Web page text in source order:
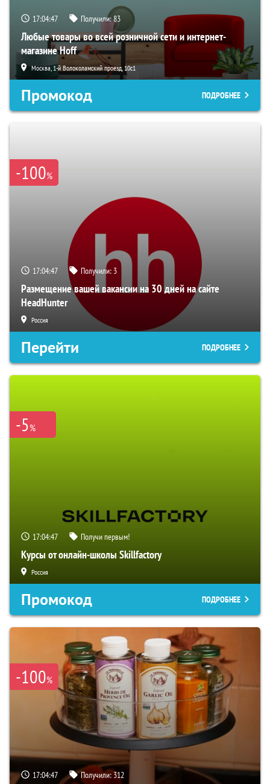
17:04:46 Получили:83
Любые товары во всей розничной сети и интернет-
магазине Hoff
Москва, 1-й Волоколамский проезд, 10с1
Промокод ПОДРОБНЕЕ
-100%
17:04:46 Получили: 3
Размещение вашей вакансии на 30 дней на сайте
HeadHunter
Россия
Перейти ПОДРОБНЕЕ
-5%
17:04:46 Получи первым!
Курсы от онлайн-школы Skillfactory
Россия
Промокод ПОДРОБНЕЕ
-100%
17:04:46 Получили: 312